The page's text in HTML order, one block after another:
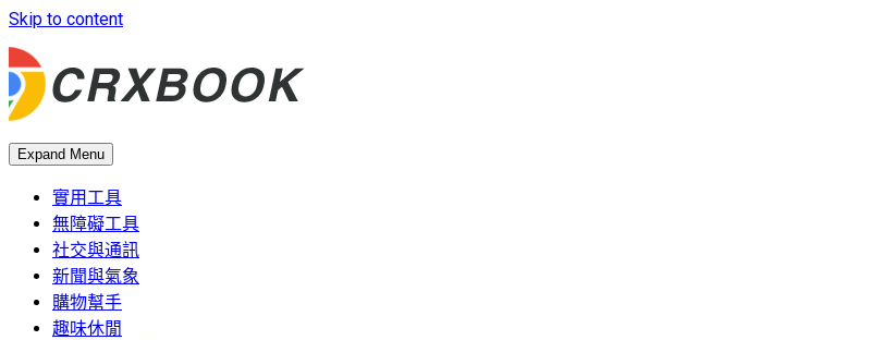
Skip to content
Expand Menu
實用工具
無障礙工具
社交與通訊
新聞與氣象
購物幫手
趣味休閒